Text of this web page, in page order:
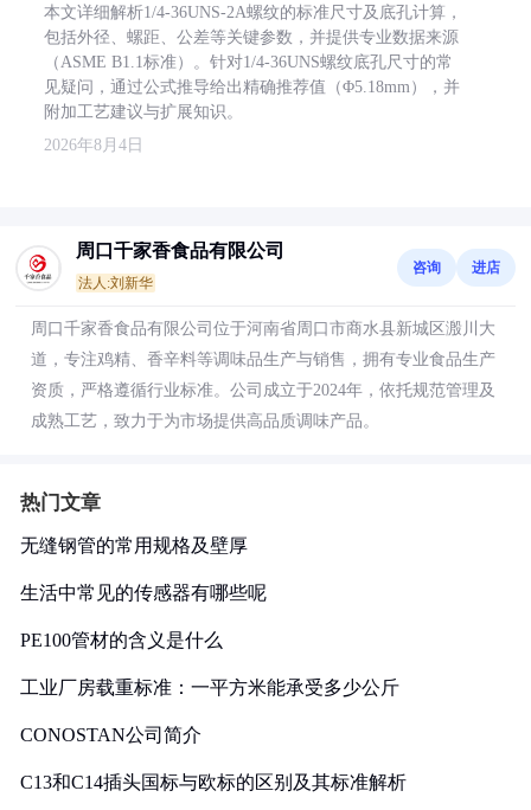
本文详细解析1/4-36UNS-2A螺纹的标准尺寸及底孔计算，
包括外径、螺距、公差等关键参数，并提供专业数据来源
（ASME B1.1标准）。针对1/4-36UNS螺纹底孔尺寸的常
见疑问，通过公式推导给出精确推荐值（Φ5.18mm），并
附加工艺建议与扩展知识。
2026年8月4日
周口千家香食品有限公司
法人:刘新华
咨询 进店
周口千家香食品有限公司位于河南省周口市商水县新城区溵川大
道，专注鸡精、香辛料等调味品生产与销售，拥有专业食品生产
资质，严格遵循行业标准。公司成立于2024年，依托规范管理及
成熟工艺，致力于为市场提供高品质调味产品。
热门文章
无缝钢管的常用规格及壁厚
生活中常见的传感器有哪些呢
PE100管材的含义是什么
工业厂房载重标准：一平方米能承受多少公斤
CONOSTAN公司简介
C13和C14插头国标与欧标的区别及其标准解析